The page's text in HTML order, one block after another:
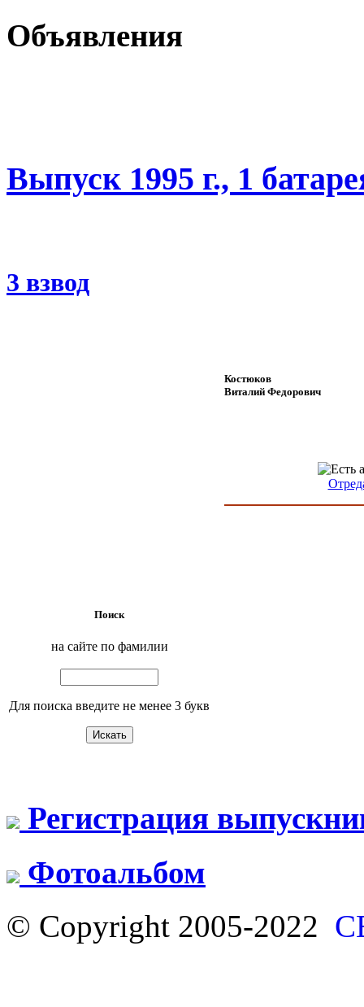
Объявления
Выпуск 1995 г., 1
3 взвод
Костюков
Виталий Федорович
Поиск
на сайте по фамилии
Для поиска введите не менее 3 букв
Регистрация
Фотоальбом
© Copyright 2005-2022